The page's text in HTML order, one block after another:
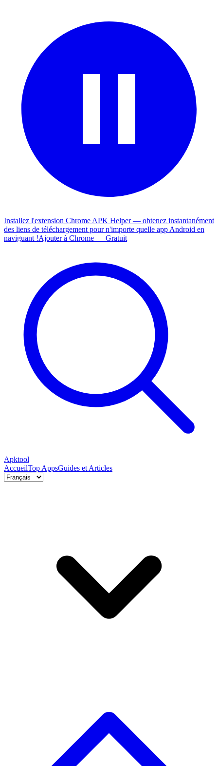
Installez l'extension Chrome APK Helper — obtenez instantanément
des liens de téléchargement pour n'importe quelle app Android en
naviguant !Ajouter à Chrome — Gratuit
Apktool
AccueilTop AppsGuides et Articles